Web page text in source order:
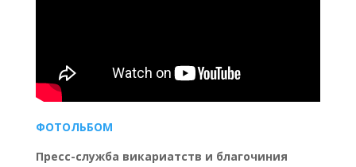
ФОТОЛЬБОМ
Пресс-служба викариатств и благочиния